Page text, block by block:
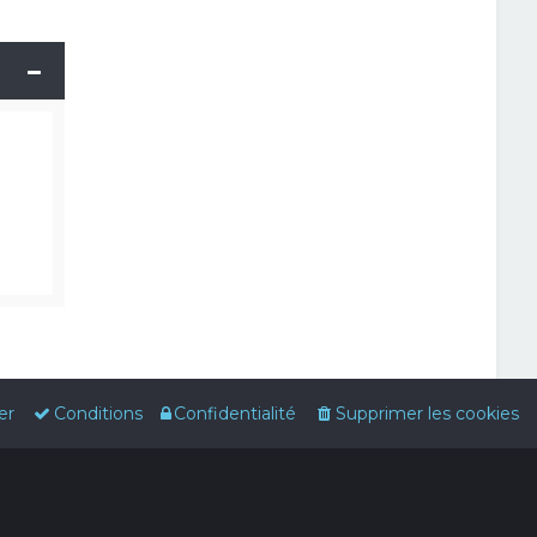
Supprimer les cookies
Confidentialité
Conditions